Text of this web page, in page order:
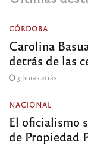
CÓRDOBA
Carolina
detrás de las
3 horas atrás
NACIONAL
El oficialismo
de Propiedad